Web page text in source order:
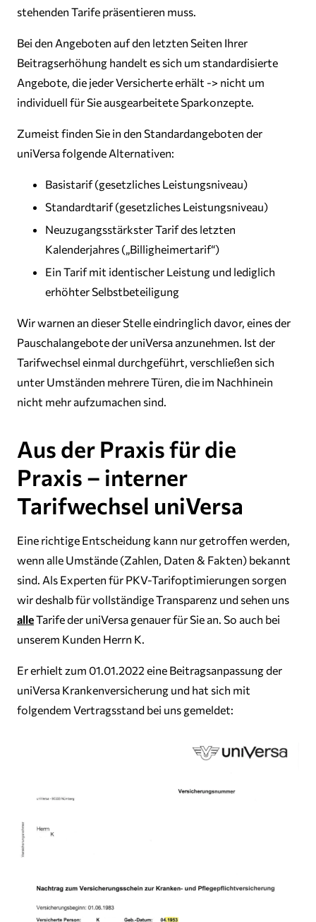
stehenden Tarife präsentieren muss.
Bei den Angeboten auf den letzten Seiten Ihrer
Beitragserhöhung handelt es sich um standardisierte
Angebote, die jeder Versicherte erhält -> nicht um
individuell für Sie ausgearbeitete Sparkonzepte.
Zumeist finden Sie in den Standardangeboten der
uniVersa folgende Alternativen:
Basistarif (gesetzliches Leistungsniveau)
Standardtarif (gesetzliches Leistungsniveau)
Neuzugangsstärkster Tarif des letzten
Kalenderjahres („Billigheimertarif“)
Ein Tarif mit identischer Leistung und lediglich
erhöhter Selbstbeteiligung
Wir warnen an dieser Stelle eindringlich davor, eines der
Pauschalangebote der uniVersa anzunehmen. Ist der
Tarifwechsel einmal durchgeführt, verschließen sich
unter Umständen mehrere Türen, die im Nachhinein
nicht mehr aufzumachen sind.
Aus der Praxis für die
Praxis – interner
Tarifwechsel uniVersa
Eine richtige Entscheidung kann nur getroffen werden,
wenn alle Umstände (Zahlen, Daten & Fakten) bekannt
sind. Als Experten für PKV-Tarifoptimierungen sorgen
wir deshalb für vollständige Transparenz und sehen uns
alleTarife der uniVersa genauer für Sie an. So auch bei
unserem Kunden Herrn K.
Er erhielt zum 01.01.2022 eine Beitragsanpassung der
uniVersa Krankenversicherung und hat sich mit
folgendem Vertragsstand bei uns gemeldet: